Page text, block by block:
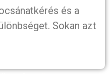
és a
Sokan azt